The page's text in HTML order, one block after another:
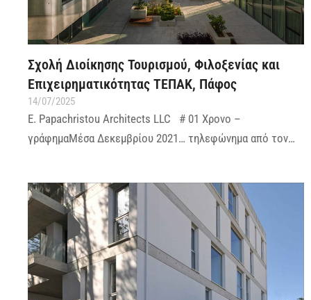
Σχολή Διοίκησης Τουρισμού, Φιλοξενίας και
Επιχειρηματικότητας ΤΕΠΑΚ, Πάφος
14/07/2025
E. Papachristou Architects LLC # 01 Χρονο –
γράφημαΜέσα Δεκεμβρίου 2021… τηλεφώνημα από τον…